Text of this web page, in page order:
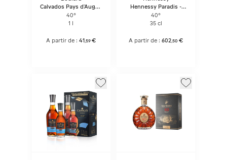
Calvados Pays d'Auge -
Grand Solage
40°
1 l
A partir de :41,59 €
Hennessy Paradis -
Bouteille Sous Coffret
40°
35 cl
A partir de :602,50 €